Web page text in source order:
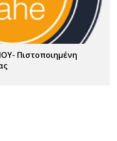
Πιστοποιημένη